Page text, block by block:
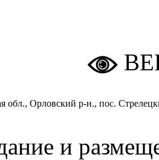
обл., Орловский р-н., пос.
и